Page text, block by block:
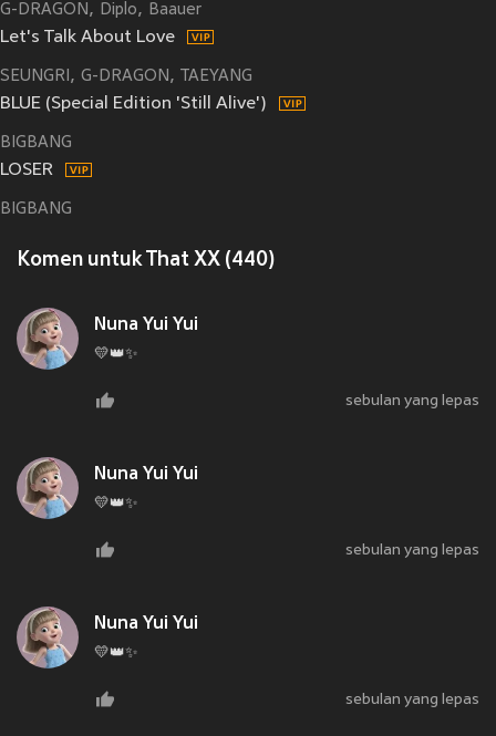
G-DRAGON Diplo Baauer
Let's Talk About Love
SEUNGRI G-DRAGON TAEYANG
BLUE (Special Edition 'Still Alive')
BIGBANG
LOSER
BIGBANG
Komen untuk That XX (440)
Nuna Yui Yui
💛👑✨
sebulan yang lepas
Nuna Yui Yui
💛👑✨
sebulan yang lepas
Nuna Yui Yui
💛👑✨
sebulan yang lepas